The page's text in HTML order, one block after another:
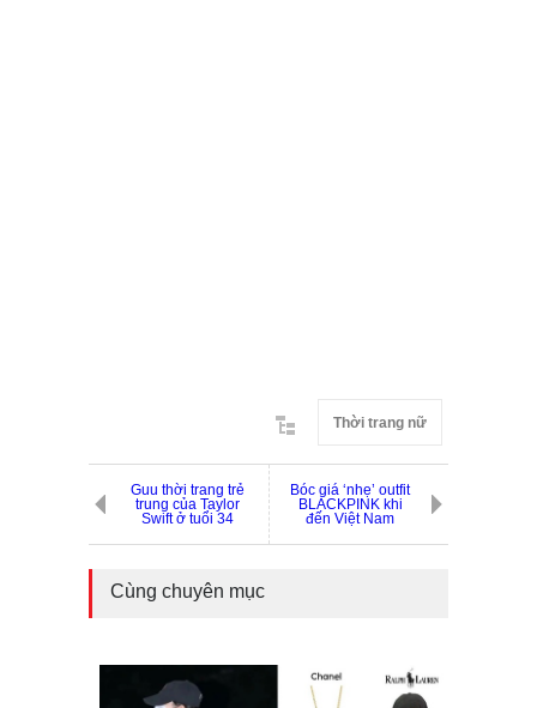
Thời trang nữ
Guu thời trang trẻ
trung của Taylor
Swift ở tuổi 34
Bóc giá ‘nhẹ’ outfit
BLACKPINK khi
đến Việt Nam
Cùng chuyên mục